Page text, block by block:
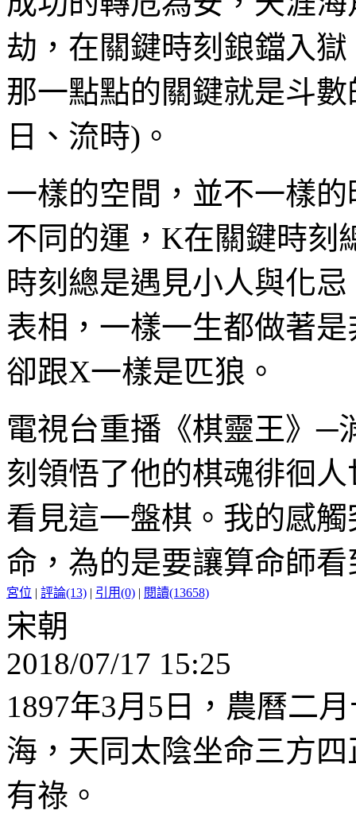
劫，在關鍵時刻鋃鐺入
那一點點的關鍵就是斗
日、流時)。
一樣的空間，並不一樣
不同的運，K在關鍵時刻
時刻總是遇見小人與化
表相，一樣一生都做著
卻跟X一樣是匹狼。
電視台重播《棋靈王》─
刻領悟了他的棋魂徘徊
看見這一盤棋。我的感
命，為的是要讓算命師
宮位 | 評論(13) | 引用(0) | 閱讀(13658)
宋朝
2018/07/17 15:25
1897年3月5日，農曆二
海，天同太陰坐命三方
有祿。